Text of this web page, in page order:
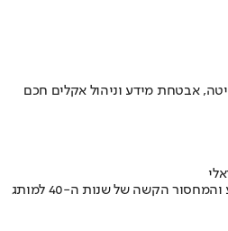
אבטחת מידע וניהול אקלים חכם
איך אסם הפכה את תקופת הצנע והמחסור הקשה של שנות ה-40 למותג